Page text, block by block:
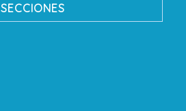
SECCIONES